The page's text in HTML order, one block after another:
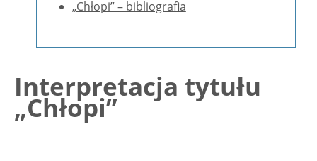
„Chłopi” – bibliografia
Interpretacja tytułu
„Chłopi”